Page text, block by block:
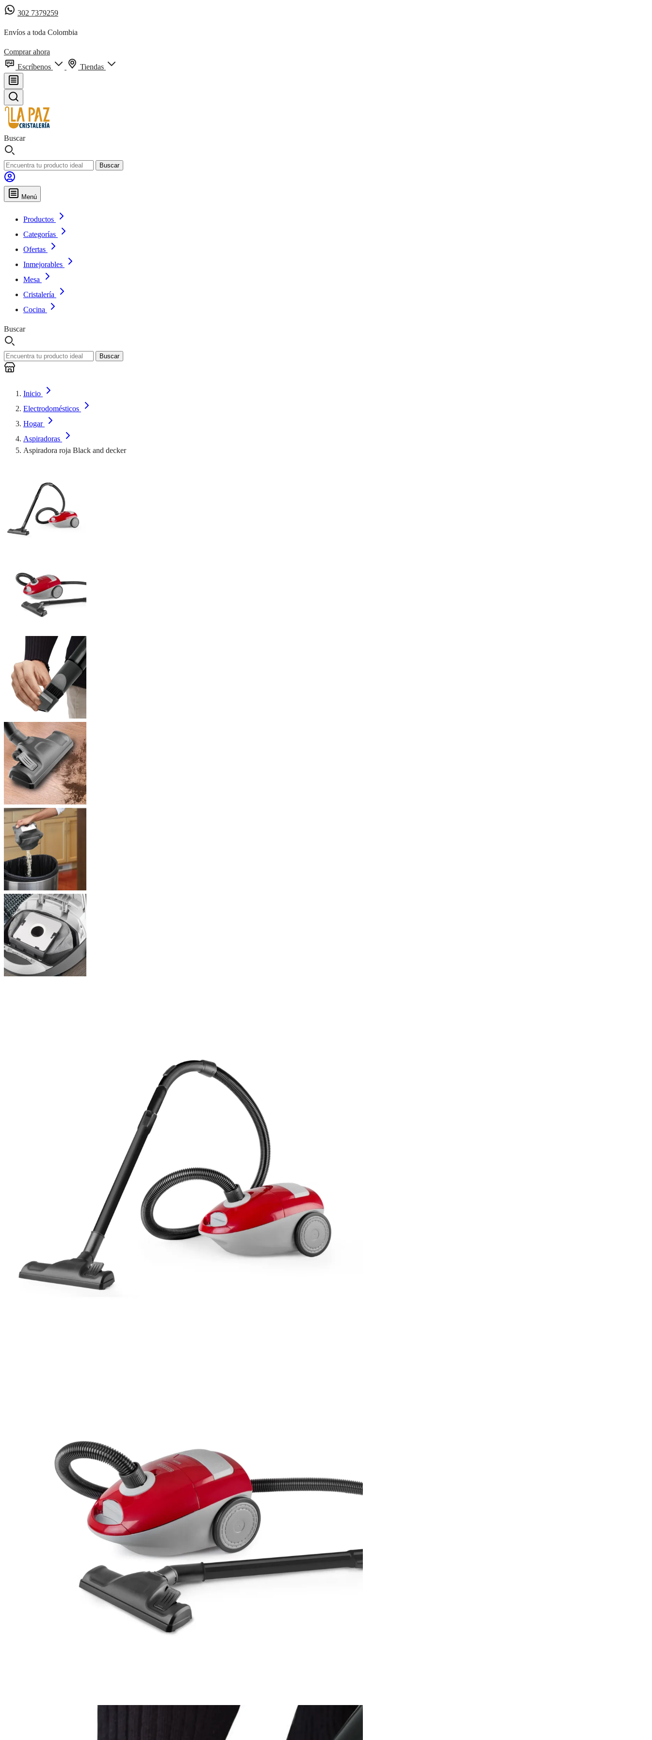
302 7379259
Envíos a toda Colombia
Comprar ahora
Escríbenos
Tiendas
Buscar
Buscar
Menú
Productos
Categorías
Ofertas
Inmejorables
Mesa
Cristalería
Cocina
Buscar
Buscar
Inicio
Electrodomésticos
Hogar
Aspiradoras
Aspiradora roja Black and decker